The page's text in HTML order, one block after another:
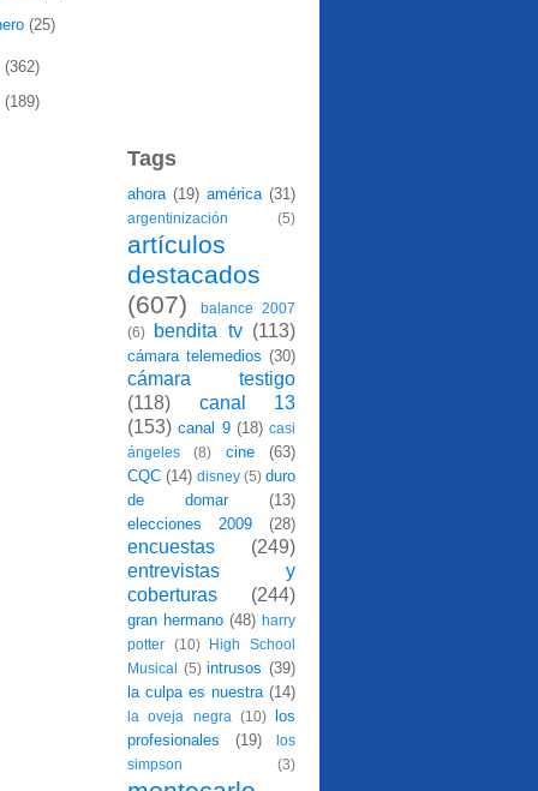
(25)
(362)
(189)
Tags
ahora (19) américa (31)
argentinización (5)
artículos
destacados
(607)
balance 2007
(6)
bendita tv (113)
cámara telemedios (30)
cámara testigo
(118)
canal 13
(153) canal 9 (18) casi
ángeles
(8) cine
(63)
CQC (14) disney (5) duro
de domar
(13)
elecciones 2009
(28)
encuestas
(249)
entrevistas y
coberturas
(244)
gran hermano (48) harry
potter
(10)
High School
Musical (5) intrusos (39)
la culpa es nuestra (14)
la oveja negra (10) los
profesionales
(19)
los
simpson
(3)